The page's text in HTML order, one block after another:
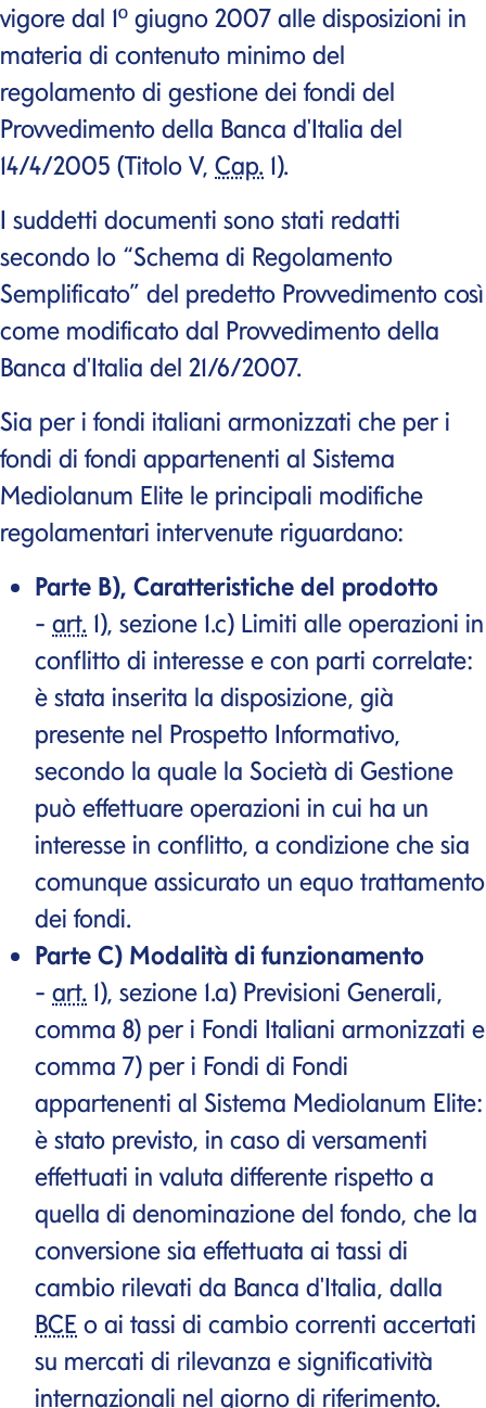
vigore dal 1º giugno 2007 alle disposizioni in
materia di contenuto minimo del
regolamento di gestione dei fondi del
Provvedimento della Banca d'Italia del
14/4/2005 (Titolo V, Cap. 1).
I suddetti documenti sono stati redatti
secondo lo “Schema di Regolamento
Semplificato” del predetto Provvedimento così
come modificato dal Provvedimento della
Banca d'Italia del 21/6/2007.
Sia per i fondi italiani armonizzati che per i
fondi di fondi appartenenti al Sistema
Mediolanum Elite le principali modifiche
regolamentari intervenute riguardano:
Parte B), Caratteristiche del prodotto
- art. 1), sezione 1.c) Limiti alle operazioni in
conflitto di interesse e con parti correlate:
è stata inserita la disposizione, già
presente nel Prospetto Informativo,
secondo la quale la Società di Gestione
può effettuare operazioni in cui ha un
interesse in conflitto, a condizione che sia
comunque assicurato un equo trattamento
dei fondi.
Parte C) Modalità di funzionamento
- art. 1), sezione 1.a) Previsioni Generali,
comma 8) per i Fondi Italiani armonizzati e
comma 7) per i Fondi di Fondi
appartenenti al Sistema Mediolanum Elite:
è stato previsto, in caso di versamenti
effettuati in valuta differente rispetto a
quella di denominazione del fondo, che la
conversione sia effettuata ai tassi di
cambio rilevati da Banca d'Italia, dalla
BCE o ai tassi di cambio correnti accertati
su mercati di rilevanza e significatività
internazionali nel giorno di riferimento.